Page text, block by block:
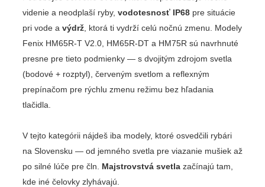
videnie a neodplaší ryby, vodotesnosť IP68 pre situácie
pri vode a výdrž , ktorá ti vydrží celú nočnú zmenu. Modely
Fenix HM65R-T V2.0, HM65R-DT a HM75R sú navrhnuté
presne pre tieto podmienky — s dvojitým zdrojom svetla
(bodové + rozptyl), červeným svetlom a reflexným
prepínačom pre rýchlu zmenu režimu bez hľadania
tlačidla.
V tejto kategórii nájdeš iba modely, ktoré osvedčili rybári
na Slovensku — od jemného svetla pre viazanie mušiek až
po silné lúče pre čln. Majstrovstvá svetla začínajú tam,
kde iné čelovky zlyhávajú.